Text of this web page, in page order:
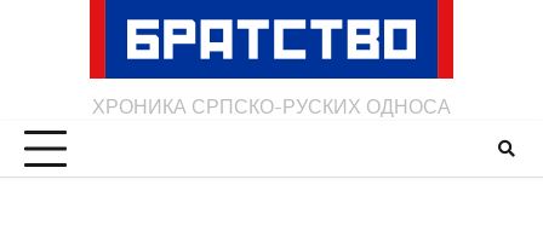
ХРОНИКА СРПСКО-РУСКИХ ОДНОСА